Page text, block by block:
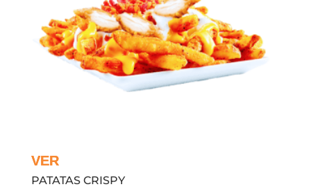
PATATAS CRISPY